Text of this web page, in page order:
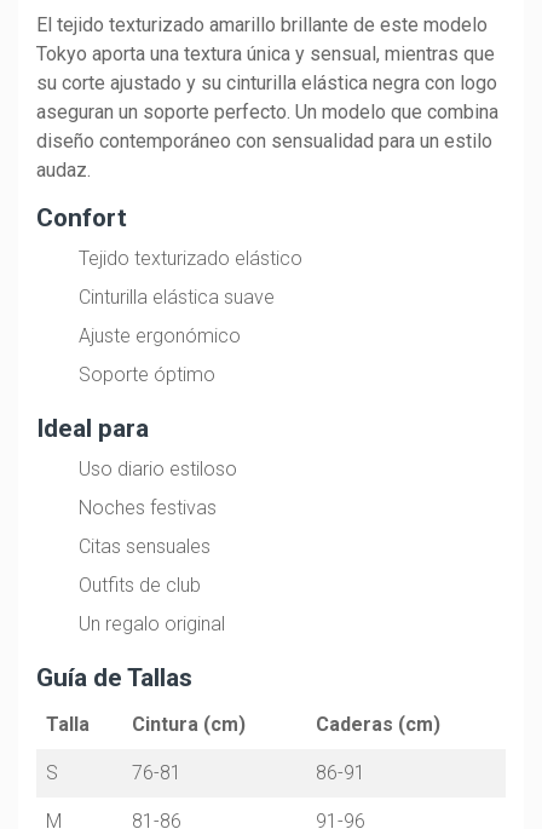
El tejido texturizado amarillo brillante de este modelo
Tokyo aporta una textura única y sensual, mientras que
su corte ajustado y su cinturilla elástica negra con logo
aseguran un soporte perfecto. Un modelo que combina
diseño contemporáneo con sensualidad para un estilo
audaz.
Confort
Tejido texturizado elástico
Cinturilla elástica suave
Ajuste ergonómico
Soporte óptimo
Ideal para
Uso diario estiloso
Noches festivas
Citas sensuales
Outfits de club
Un regalo original
Guía de Tallas
Talla Cintura (cm) Caderas (cm)
S 76-81 86-91
M 81-86 91-96